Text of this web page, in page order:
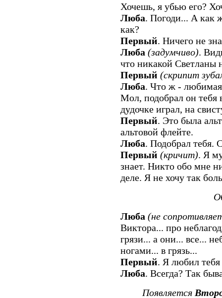
Хочешь, я убью его?
Люба. Погоди... А как
как?
Первый. Ничего не
Люба (задумчиво).
что никакой Светланы
Первый (скрипит
Люба. Что ж -
Мол, подобрал он тебя
дудочке играл, на
Первый. Это была
альтовой флейте.
Люба. Подобрал тебя.
Первый (кричит). Я
знает. Никто обо мне
деле. Я не хочу так
Люба (не
Виктора... про
грязи... а они... все...
ногами... в грязь...
Первый. Я любил тебя
Люба. Всегда? Так
Появляется